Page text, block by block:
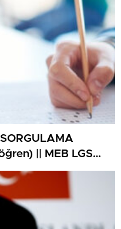
|| MEB LGS
lise
bakılır? 2026
ekranı